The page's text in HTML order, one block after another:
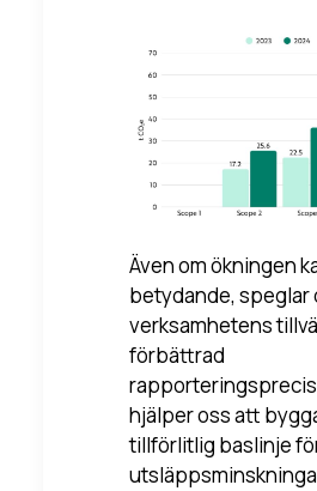
Även om ökningen
betydande, speglar
verksamhetens
förbättrad
hjälper oss att
tillförlitlig baslinje